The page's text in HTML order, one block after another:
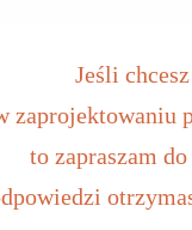
Jeśli
zaprojektowaniu
to zapraszam